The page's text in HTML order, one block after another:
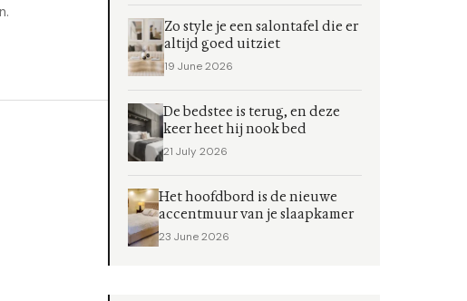
Zo style je een salontafel die er
altijd goed uitziet
19 June 2026
De bedstee is terug, en deze
keer heet hij nook bed
21 July 2026
Het hoofdbord is de nieuwe
accentmuur van je slaapkamer
23 June 2026